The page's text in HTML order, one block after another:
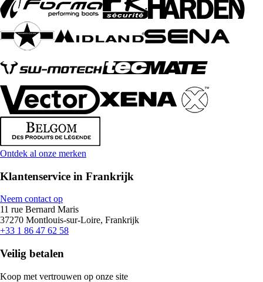
Ontdek al onze merken
Klantenservice in Frankrijk
Neem contact op
11 rue Bernard Maris
37270 Montlouis-sur-Loire, Frankrijk
+33 1 86 47 62 58
Veilig betalen
Koop met vertrouwen op onze site